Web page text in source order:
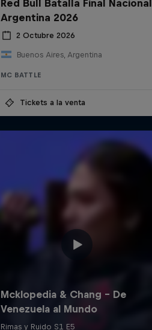
Red Bull Batalla Final Nacional
Argentina 2026
2 Octubre 2026
Buenos Aires, Argentina
MC BATTLE
Tickets a la venta